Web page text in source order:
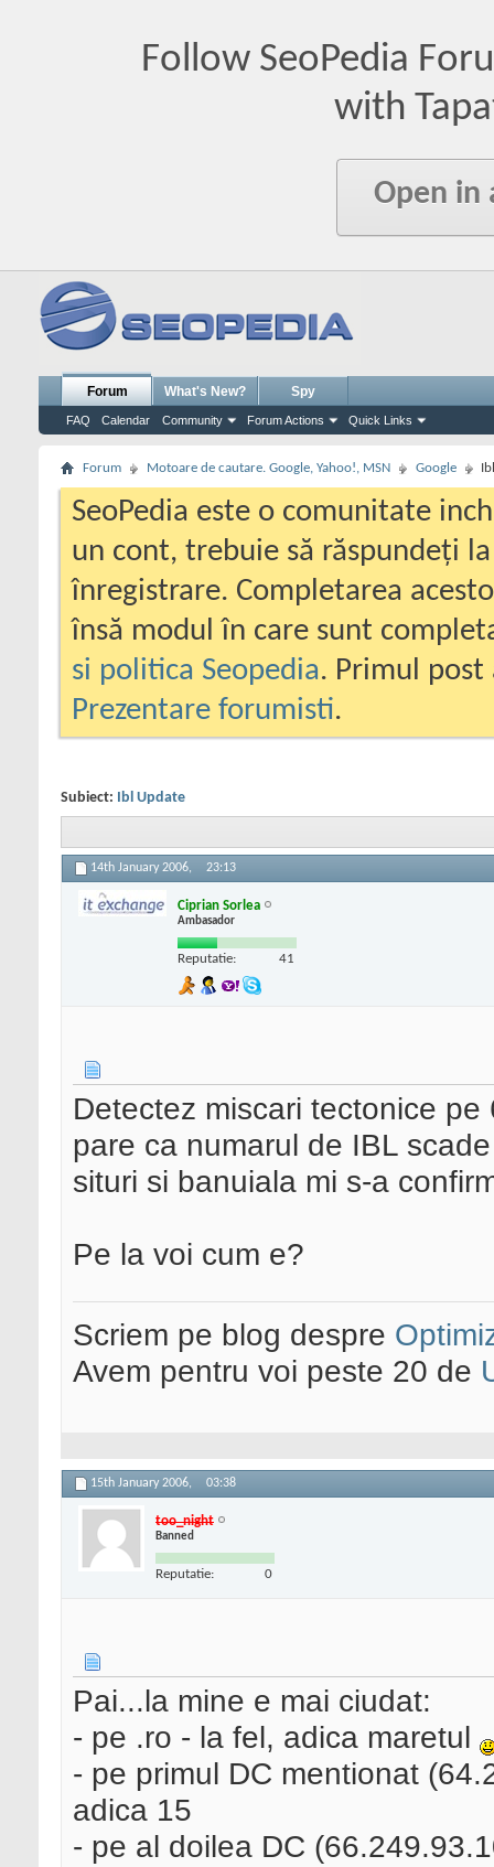
Follow SeoPedia
with
Open in
Forum
FAQ Calendar Community Forum Actions Quick Links
What's New? Spy
Forum Motoare de cautare. Google, Yahoo!, MSN Google
SeoPedia este o comunitate
un cont, trebuie să răspundeți
înregistrare. Completarea
însă modul în care sunt
si politica Seopedia. Primul
Prezentare forumisti.
Subiect: Ibl Update
14th January 2006, 23:13
Ciprian Sorlea
Ambasador
Reputatie: 41
Detectez miscari tectonice
pare ca numarul de IBL
situri si banuiala mi s-a
Pe la voi cum e?
Scriem pe blog despre
Avem pentru voi peste 20 de
15th January 2006, 03:38
too_night
Banned
Reputatie: 0
Pai...la mine e mai ciudat:
- pe .ro - la fel, adica maretul
- pe primul DC mentionat
adica 15
- pe al doilea DC